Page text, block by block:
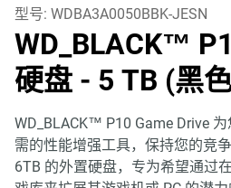
型号: WDBA3A0050BBK-JESN
WD_BLACK™
硬盘​ - 5 TB (黑
WD_BLACK™ P10 Game Drive
需的性能增强工具，保持您的竞
6TB 的外置硬盘，专为希望通过